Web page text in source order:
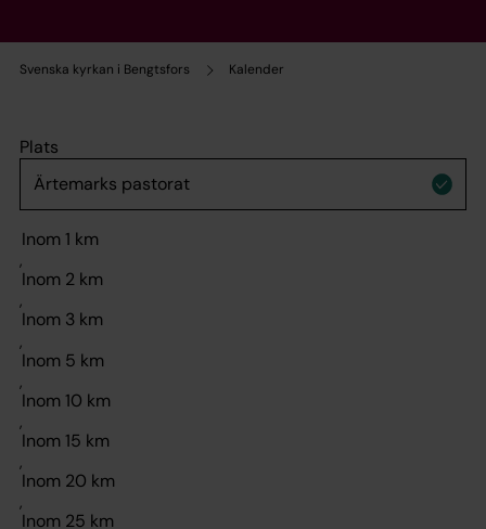
Svenska kyrkan i Bengtsfors Kalender
Plats
,
,
,
,
,
,
,